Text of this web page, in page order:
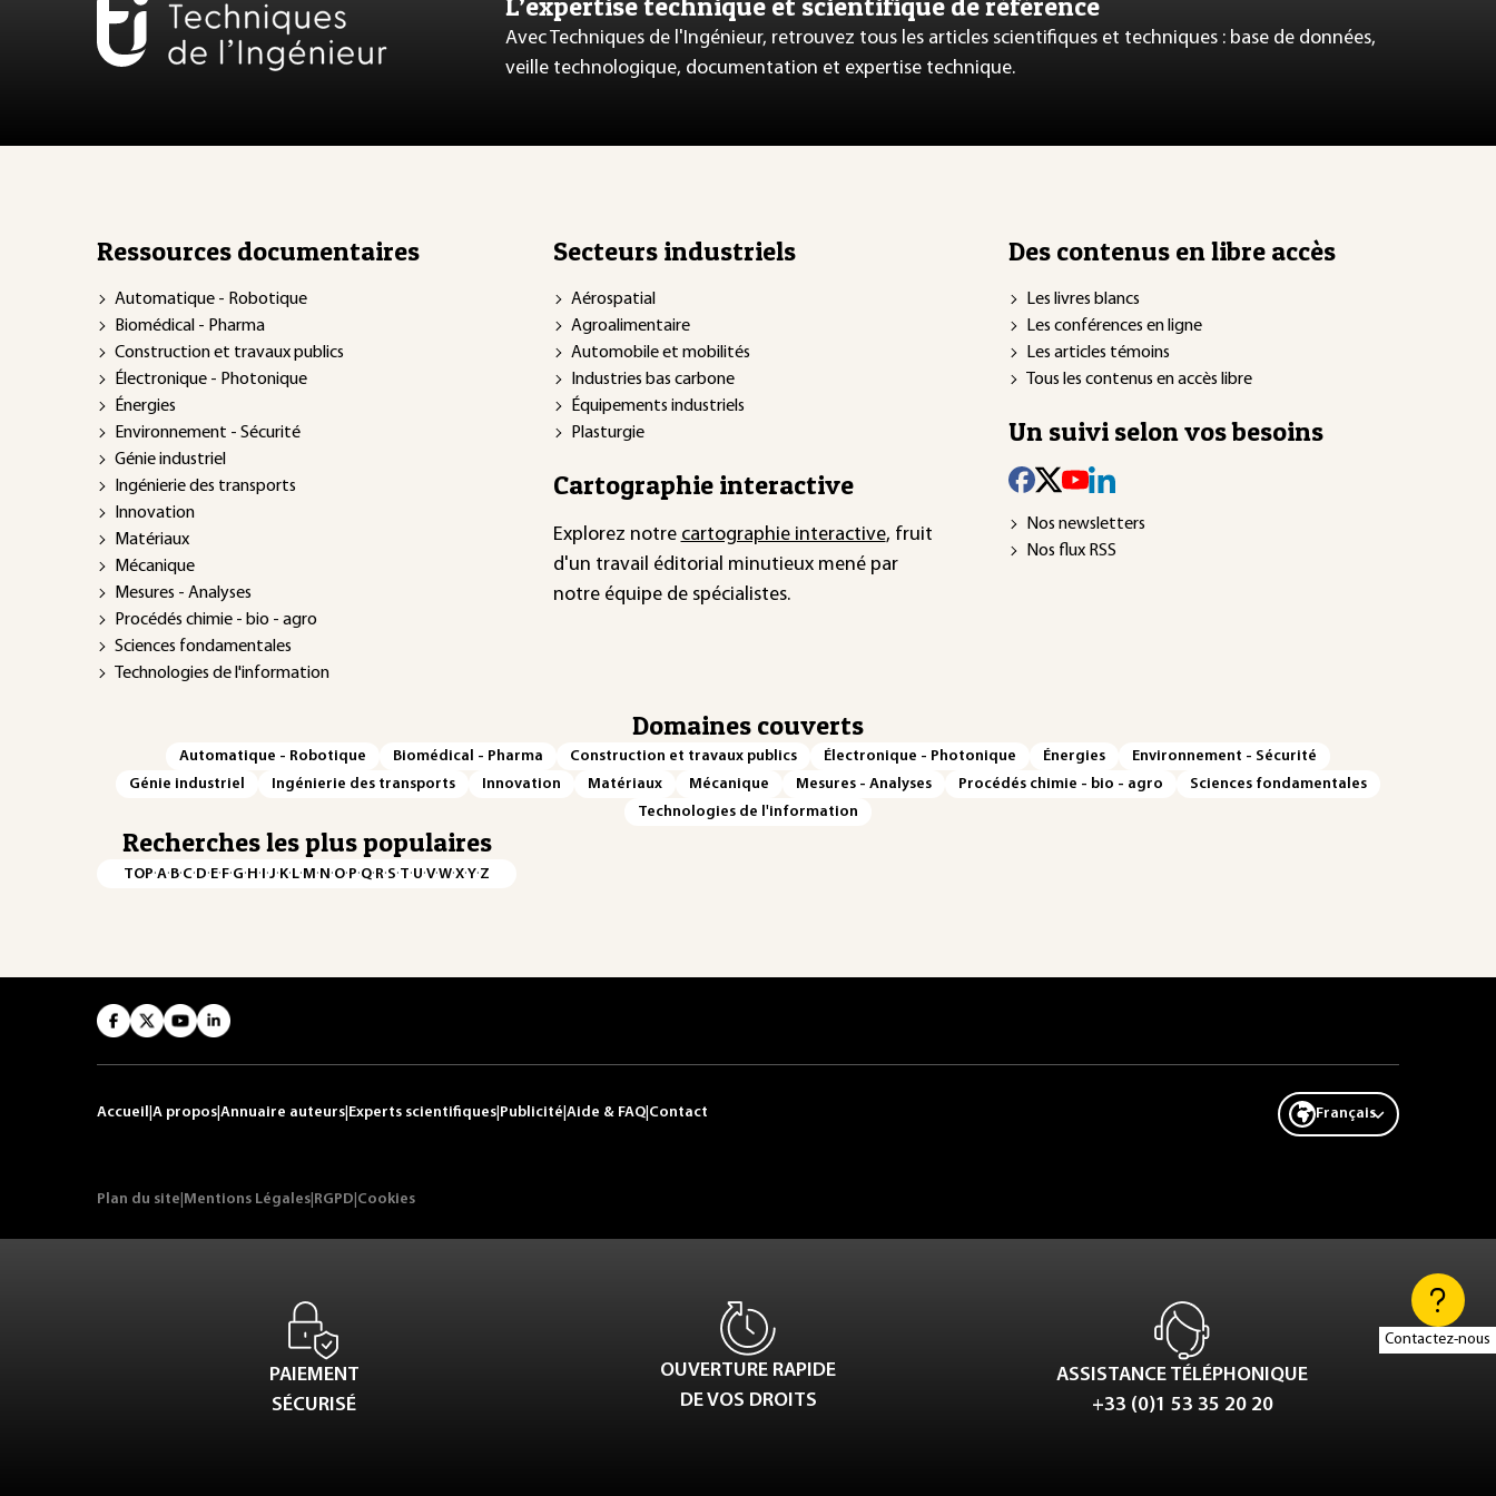
Contactez-nous
Avec Techniques de l'Ingénieur, retrouvez tous les articles scientifiques et techniques : base de données,
veille technologique, documentation et expertise technique.
Ressources documentaires
Automatique - Robotique
Biomédical - Pharma
Construction et travaux publics
Électronique - Photonique
Énergies
Environnement - Sécurité
Génie industriel
Ingénierie des transports
Innovation
Matériaux
Mécanique
Mesures - Analyses
Procédés chimie - bio - agro
Sciences fondamentales
Technologies de l'information
Secteurs industriels
Aérospatial
Agroalimentaire
Automobile et mobilités
Industries bas carbone
Équipements industriels
Plasturgie
Cartographie interactive
Explorez notre cartographie interactive, fruit
d'un travail éditorial minutieux mené par
notre équipe de spécialistes.
Des contenus en libre accès
Les livres blancs
Les conférences en ligne
Les articles témoins
Tous les contenus en accès libre
Un suivi selon vos besoins
Nos newsletters
Nos flux RSS
Domaines couverts
Automatique - Robotique Biomédical - Pharma Construction et travaux publics Électronique - Photonique Énergies
Environnement - Sécurité
Génie industriel
Ingénierie des transports Innovation Matériaux Mécanique Mesures - Analyses Procédés chimie - bio - agro
Sciences fondamentales
Technologies de l'information
Recherches les plus populaires
TOP·A·B·C·D·E·F·G·H·I·J·K·L·M·N·O·P·Q·R·S·T·U·V·W·X·Y·Z
Accueil A propos Annuaire auteurs Experts scientifiques Publicité Aide & FAQ Contact Français
Plan du site Mentions Légales RGPD Cookies
PAIEMENT
SÉCURISÉ
OUVERTURE RAPIDE
DE VOS DROITS
ASSISTANCE TÉLÉPHONIQUE
+33 (0)1 53 35 20 20